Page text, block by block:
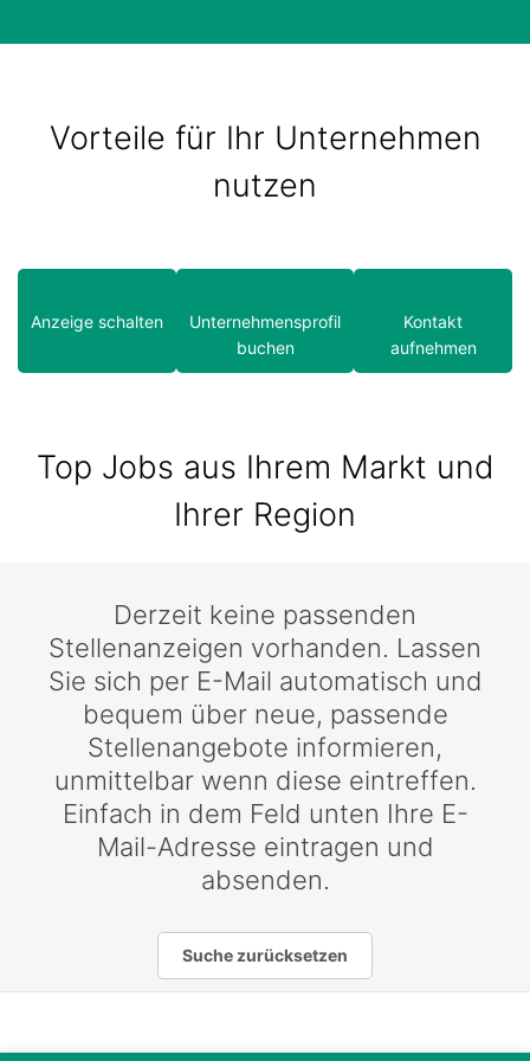
Vorteile für Ihr Unternehmen
nutzen
Anzeige schalten
Unternehmensprofil
buchen
Kontakt
aufnehmen
Top Jobs aus Ihrem Markt und
Ihrer Region
Derzeit keine passenden
Stellenanzeigen vorhanden. Lassen
Sie sich per E-Mail automatisch und
bequem über neue, passende
Stellenangebote informieren,
unmittelbar wenn diese eintreffen.
Einfach in dem Feld unten Ihre E-
Mail-Adresse eintragen und
absenden.
Suche zurücksetzen